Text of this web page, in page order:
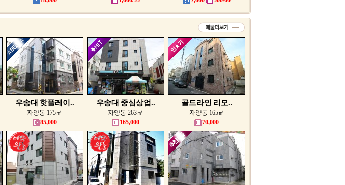
우송대 핫플레이..
자양동 175㎡
85,000
우송대 중심상업..
자양동 263㎡
165,000
골드라인 리모..
자양동 165㎡
70,000